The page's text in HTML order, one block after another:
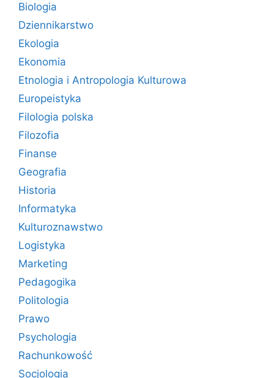
Biologia
Dziennikarstwo
Ekologia
Ekonomia
Etnologia i Antropologia Kulturowa
Europeistyka
Filologia polska
Filozofia
Finanse
Geografia
Historia
Informatyka
Kulturoznawstwo
Logistyka
Marketing
Pedagogika
Politologia
Prawo
Psychologia
Rachunkowość
Socjologia